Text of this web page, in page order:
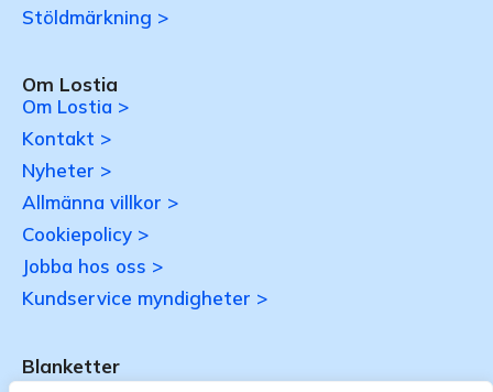
Stöldmärkning >
Om Lostia
Om Lostia >
Kontakt >
Nyheter >
Allmänna villkor >
Cookiepolicy >
Jobba hos oss >
Kundservice myndigheter >
Blanketter